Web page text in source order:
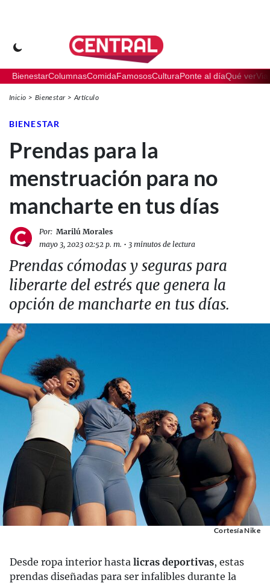
BienestarColumnasComidaFamososCulturaPonte al díaQué ver
Inicio Bienestar Artículo
BIENESTAR
Prendas para la
menstruación para no
mancharte en tus días
Por: Marilú Morales
mayo 3, 2023 02:52 p. m. • 3 minutos de lectura
Prendas cómodas y seguras para
liberarte del estrés que genera la
opción de mancharte en tus días.
Cortesía Nike
Desde ropa interior hasta licras deportivas, estas
prendas diseñadas para ser infalibles durante la